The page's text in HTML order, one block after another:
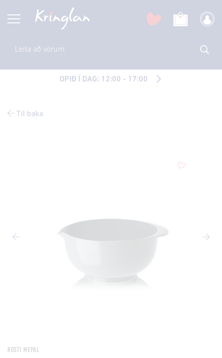
OPIÐ Í DAG: 12:00 - 17:00
Til baka
ROSTI MEPAL